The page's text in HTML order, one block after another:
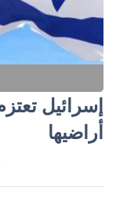
إسرائيل
أراضيها